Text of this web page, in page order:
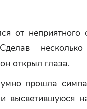
от
открыл глаза.
прошла
высветившуюся